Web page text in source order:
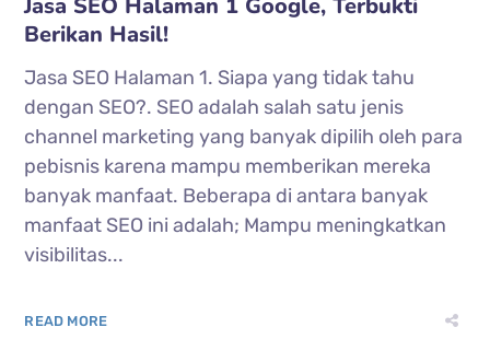
Jasa SEO Halaman 1 Google, Terbukti
Berikan Hasil!
Jasa SEO Halaman 1. Siapa yang tidak tahu
dengan SEO?. SEO adalah salah satu jenis
channel marketing yang banyak dipilih oleh para
pebisnis karena mampu memberikan mereka
banyak manfaat. Beberapa di antara banyak
manfaat SEO ini adalah; Mampu meningkatkan
visibilitas...
READ MORE